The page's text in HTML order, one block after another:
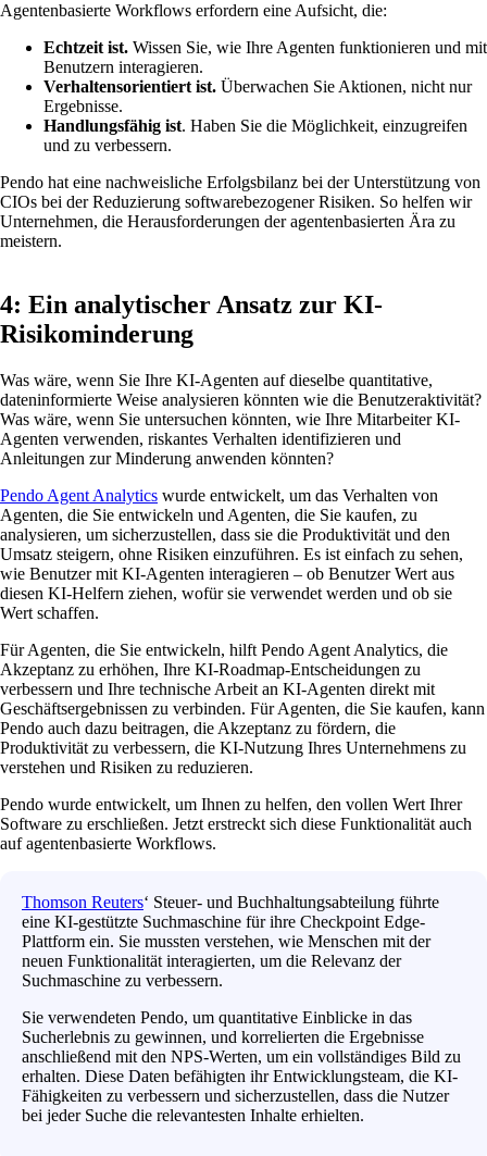
Agentenbasierte Workflows erfordern eine Aufsicht, die:
Echtzeit ist. Wissen Sie, wie Ihre Agenten funktionieren und mit
Benutzern interagieren.
Verhaltensorientiert ist. Überwachen Sie Aktionen, nicht nur
Ergebnisse.
Handlungsfähig ist. Haben Sie die Möglichkeit, einzugreifen
und zu verbessern.
Pendo hat eine nachweisliche Erfolgsbilanz bei der Unterstützung von
CIOs bei der Reduzierung softwarebezogener Risiken. So helfen wir
Unternehmen, die Herausforderungen der agentenbasierten Ära zu
meistern.
4: Ein analytischer Ansatz zur KI-
Risikominderung
Was wäre, wenn Sie Ihre KI-Agenten auf dieselbe quantitative,
dateninformierte Weise analysieren könnten wie die Benutzeraktivität?
Was wäre, wenn Sie untersuchen könnten, wie Ihre Mitarbeiter KI-
Agenten verwenden, riskantes Verhalten identifizieren und
Anleitungen zur Minderung anwenden könnten?
Pendo Agent Analytics wurde entwickelt, um das Verhalten von
Agenten, die Sie entwickeln und Agenten, die Sie kaufen, zu
analysieren, um sicherzustellen, dass sie die Produktivität und den
Umsatz steigern, ohne Risiken einzuführen. Es ist einfach zu sehen,
wie Benutzer mit KI-Agenten interagieren – ob Benutzer Wert aus
diesen KI-Helfern ziehen, wofür sie verwendet werden und ob sie
Wert schaffen.
Für Agenten, die Sie entwickeln, hilft Pendo Agent Analytics, die
Akzeptanz zu erhöhen, Ihre KI-Roadmap-Entscheidungen zu
verbessern und Ihre technische Arbeit an KI-Agenten direkt mit
Geschäftsergebnissen zu verbinden. Für Agenten, die Sie kaufen, kann
Pendo auch dazu beitragen, die Akzeptanz zu fördern, die
Produktivität zu verbessern, die KI-Nutzung Ihres Unternehmens zu
verstehen und Risiken zu reduzieren.
Pendo wurde entwickelt, um Ihnen zu helfen, den vollen Wert Ihrer
Software zu erschließen. Jetzt erstreckt sich diese Funktionalität auch
auf agentenbasierte Workflows.
Thomson Reuters‘ Steuer- und Buchhaltungsabteilung führte
eine KI-gestützte Suchmaschine für ihre Checkpoint Edge-
Plattform ein. Sie mussten verstehen, wie Menschen mit der
neuen Funktionalität interagierten, um die Relevanz der
Suchmaschine zu verbessern.
Sie verwendeten Pendo, um quantitative Einblicke in das
Sucherlebnis zu gewinnen, und korrelierten die Ergebnisse
anschließend mit den NPS-Werten, um ein vollständiges Bild zu
erhalten. Diese Daten befähigten ihr Entwicklungsteam, die KI-
Fähigkeiten zu verbessern und sicherzustellen, dass die Nutzer
bei jeder Suche die relevantesten Inhalte erhielten.